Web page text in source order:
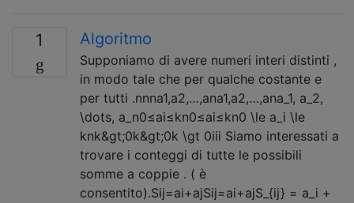
1 Algoritmo
Supponiamo di avere numeri interi distinti ,
in modo tale che per qualche costante e
per tutti .nnna1,a2,…,ana1,a2,…,ana_1, a_2,
\dots, a_n0≤ai≤kn0≤ai≤kn0 \le a_i \le
knk&gt;0k&gt;0k \gt 0iii Siamo interessati a
trovare i conteggi di tutte le possibili
somme a coppie . ( è
consentito).Sij=ai+ajSij=ai+ajS_{ij} = a_i +